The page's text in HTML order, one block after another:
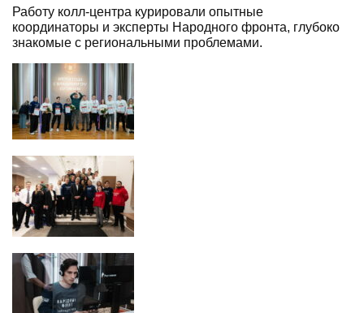
Работу колл-центра курировали опытные
координаторы и эксперты Народного фронта, глубоко
знакомые с региональными проблемами.